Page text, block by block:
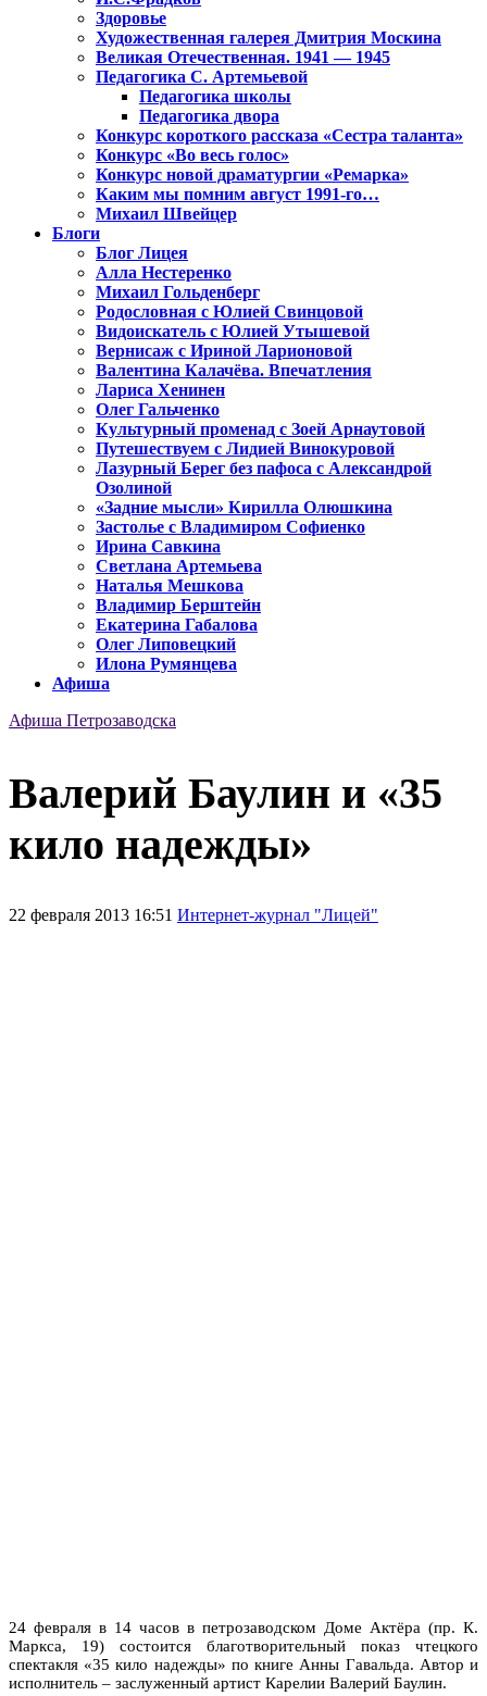
Здоровье
Художественная галерея Дмитрия Москина
Великая Отечественная. 1941 — 1945
Педагогика С. Артемьевой
Педагогика школы
Педагогика двора
Конкурс короткого рассказа «Сестра таланта»
Конкурс «Во весь голос»
Конкурс новой драматургии «Ремарка»
Каким мы помним август 1991-го…
Михаил Швейцер
Блоги
Блог Лицея
Алла Нестеренко
Михаил Гольденберг
Родословная с Юлией Свинцовой
Видоискатель с Юлией Утышевой
Вернисаж с Ириной Ларионовой
Валентина Калачёва. Впечатления
Лариса Хенинен
Олег Гальченко
Культурный променад с Зоей Арнаутовой
Путешествуем с Лидией Винокуровой
Лазурный Берег без пафоса с Александрой
Озолиной
«Задние мысли» Кирилла Олюшкина
Застолье с Владимиром Софиенко
Ирина Савкина
Светлана Артемьева
Наталья Мешкова
Владимир Берштейн
Екатерина Габалова
Олег Липовецкий
Илона Румянцева
Афиша
Афиша Петрозаводска
Валерий Баулин и «35
кило надежды»
22 февраля 2013 16:51 Интернет-журнал "Лицей"
24 февраля в 14 часов в петрозаводском Доме Актёра (пр. К.
Маркса, 19) состоится благотворительный показ чтецкого
спектакля «35 кило надежды» по книге Анны Гавальда. Автор и
исполнитель – заслуженный артист Карелии Валерий Баулин.